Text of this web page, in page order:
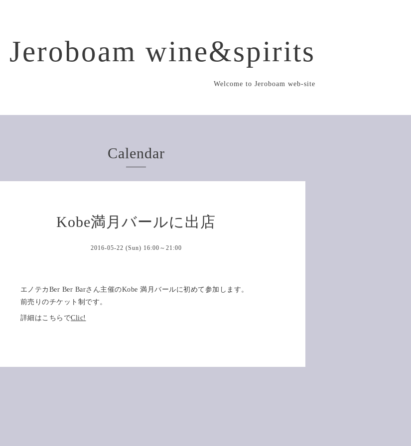
Jeroboam wine&spirits
Welcome to Jeroboam web-site
Calendar
Kobe満月バールに出店
2016-05-22 (Sun) 16:00～21:00
エノテカBer Ber Barさん主催のKobe 満月バールに初めて参加します。
前売りのチケット制です。
詳細はこちらでClic!